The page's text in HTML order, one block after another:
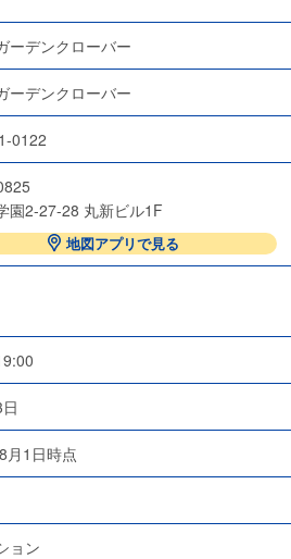
ーデンクローバー
ーデンクローバー
0122
園2-27-28 丸新ビル1F
地図アプリで見る
月1日時点
ョン